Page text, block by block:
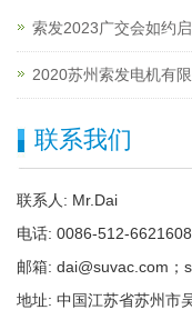
索发2023广交会如约
2020苏州索发电机有
联系我们
联系人: Mr.Dai
电话: 0086-512-
邮箱: dai@suvac.com；
地址: 中国江苏省苏州市